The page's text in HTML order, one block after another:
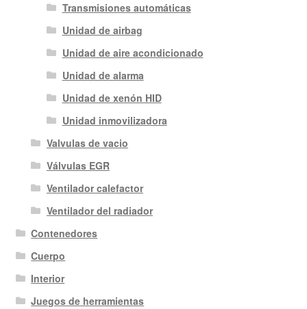
Transmisiones automáticas
Unidad de airbag
Unidad de aire acondicionado
Unidad de alarma
Unidad de xenón HID
Unidad inmovilizadora
Valvulas de vacio
Válvulas EGR
Ventilador calefactor
Ventilador del radiador
Contenedores
Cuerpo
Interior
Juegos de herramientas